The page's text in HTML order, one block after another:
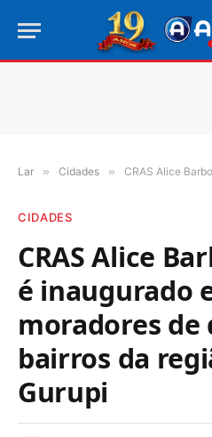
Lar » Cidades » CRAS Alice Barbosa da Cruz é
CIDADES
CRAS Alice
é inaugurado
moradores de
bairros da
Gurupi